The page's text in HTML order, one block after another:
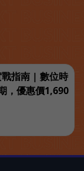
指南 | 數位時
，優惠價1,690